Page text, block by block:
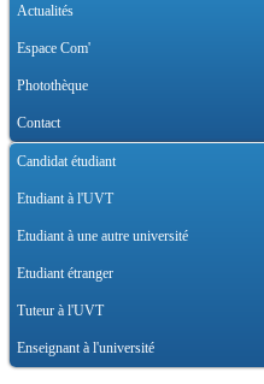
Actualités
Espace Com'
Photothèque
Contact
Candidat étudiant
Etudiant à l'UVT
Etudiant à une autre université
Etudiant étranger
Tuteur à l'UVT
Enseignant à l'université